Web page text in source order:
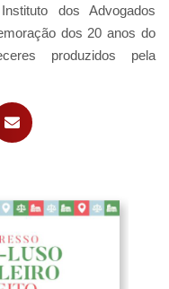
dos Advogados
dos 20 anos do
produzidos pela